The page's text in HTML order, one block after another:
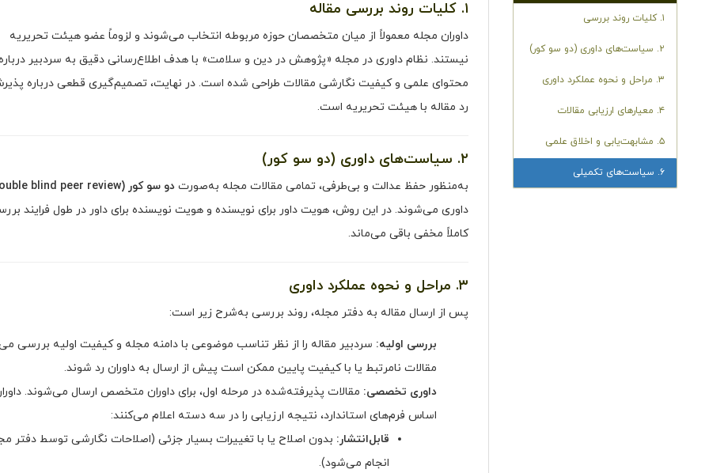
۱. کلیات روند بررسی
۲. سیاست‌های داوری (دو سو کور)
۳. مراحل و نحوه عملکرد داوری
۴. معیارهای ارزیابی مقالات
۵. مشابهت‌یابی و اخلاق علمی
۶. سیاست‌های تکمیلی
۱. کلیات روند بررسی مقاله
داوران مجله معمولاً از میان متخصصان حوزه مربوطه انتخاب می‌شوند و لزوماً عضو هیئت تحریریه
نیستند. نظام داوری در مجله «پژوهش در دین و سلامت» با هدف اطلاع‌رسانی دقیق به سردبیر
محتوای علمی و کیفیت نگارشی مقالات طراحی شده است. در نهایت، تصمیم‌گیری قطعی درباره
رد مقاله با هیئت تحریریه است.
۲. سیاست‌های داوری (دو سو کور)
به‌منظور حفظ عدالت و بی‌طرفی، تمامی مقالات مجله به‌صورت دو سو کور (Double blind peer review)
داوری می‌شوند. در این روش، هویت داور برای نویسنده و هویت نویسنده برای داور در طول فرایند
کاملاً مخفی باقی می‌ماند.
۳. مراحل و نحوه عملکرد داوری
پس از ارسال مقاله به دفتر مجله، روند بررسی به‌شرح زیر است:
بررسی اولیه: سردبیر مقاله را از نظر تناسب موضوعی با دامنه‌ مجله و کیفیت اولیه بررسی
مقالات نامرتبط یا با کیفیت پایین ممکن است پیش از ارسال به داوران رد شوند.
داوری تخصصی: مقالات پذیرفته‌شده در مرحله اول، برای داوران متخصص ارسال می‌شوند.
اساس فرم‌های استاندارد، نتیجه ارزیابی را در سه دسته اعلام می‌کنند:
قابل‌انتشار: بدون اصلاح یا با تغییرات بسیار جزئی (اصلاحات نگارشی توسط دفتر
انجام می‌شود).